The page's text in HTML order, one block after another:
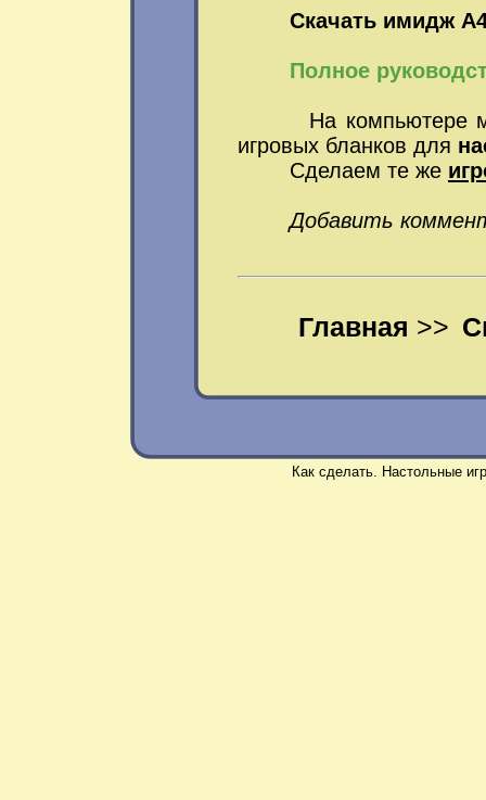
Скачать имидж
Полное
На компьютере
игровых бланков для
Сделаем те же
Добавить
Главная >>
Как сделать. Настольные